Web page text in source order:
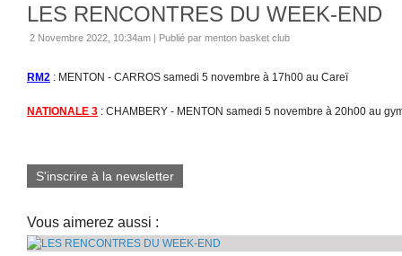
LES RENCONTRES DU WEEK-END
2 Novembre 2022, 10:34am | Publié par menton basket club
RM2 : MENTON - CARROS samedi 5 novembre à 17h00 au Careï
NATIONALE 3 : CHAMBERY - MENTON samedi 5 novembre à 20h00 au
S'inscrire à la newsletter
Vous aimerez aussi :